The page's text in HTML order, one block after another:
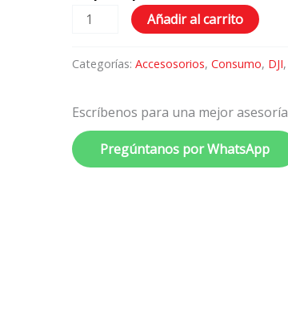
(Solo
cantidad
Añadir al carrito
Categorías: Accesosorios, Consumo, DJI,
Escríbenos para una mejor asesoría
Pregúntanos por WhatsApp